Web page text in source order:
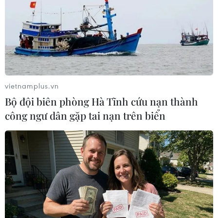
COVID-19 trên cả nước Australia, trong đó 15
người đã hoàn toàn bình phục.
vietnamplus.vn
Bộ đội biên phòng Hà Tĩnh cứu nạn thành
công ngư dân gặp tai nạn trên biển